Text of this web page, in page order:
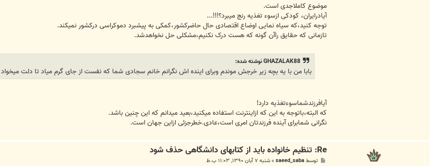
موضوع کاملاجدی است.
آیادرایران، کودکی ازسوء تغذیه رنج میبرد؟!!!...
توجه کنید،که سیاه نمایی اوضاع اقتصادی حال حاضرکشور،کمکی به پیشبرد دموکراسی درکشور نمیکند.
تازمانی که حقایق راآن گونه که هست درک نکنیم،مشکلی حل نخواهدشد.
GHAZALAK88 نوشته شده:
بابا من با یه بچه زیر خرجش موندم وبرای اینده اش نگرانم خانم سجادی شما که نفست از جای گرم میاد تا دلت میخواد
آیافرزندشماسوءتغذیه دارد!
که البته،باتوجه به این که ازاینترنت استفاده میکنید،بعید میدانم که این چنین باشد.
نگرانی شمابرای آینده فرزندتان امری است،عادی.خطرجزئی ازاین جهان است.
Re: تنظیم خانواده باید از کتابهای دانشگاهی حذف شود
توسطsaeed_saba
»شنبه ۷ آبان ۱۳۹۰, ۱۱:۰۳ ب.ظ